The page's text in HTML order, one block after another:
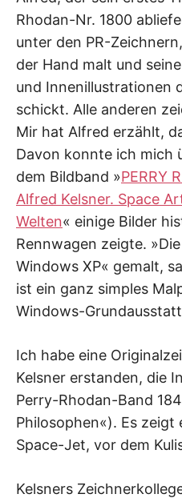
Rhodan-Nr. 1800
unter den PR-
der Hand malt und
und Innenillustrationen
schickt. Alle anderen
Mir hat Alfred erzählt,
Davon konnte ich mich
dem Bildband »PERRY
Alfred Kelsner. Space
Welten« einige Bilder
Rennwagen zeigte.
Windows XP« gemalt,
ist ein ganz simples
Windows-
Ich habe eine
Kelsner erstanden, die
Perry-Rhodan-Band
Philosophen«). Es zeigt
Space-Jet, vor dem
Kelsners